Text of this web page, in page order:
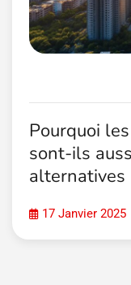
Pourquoi
sont-ils
alternatives
17 Janvier 2025